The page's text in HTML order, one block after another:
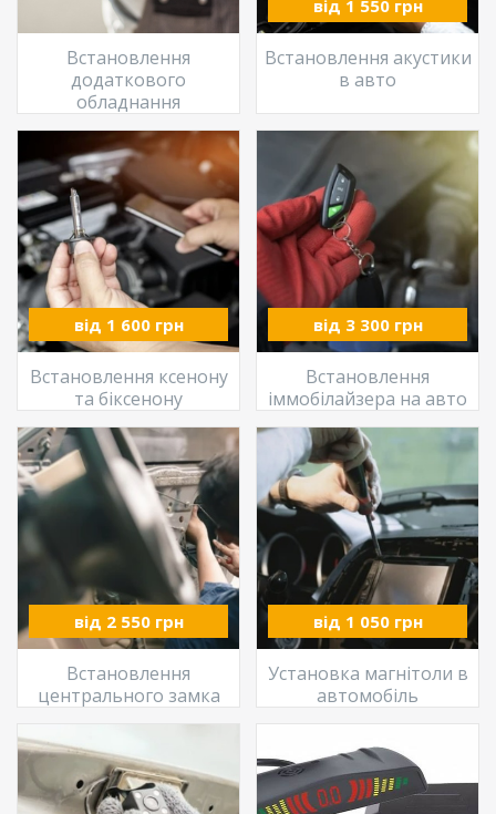
Встановлення
додаткового
обладнання
від 1 550 грн
Встановлення акустики
в авто
від 1 600 грн
Встановлення ксенону
та біксенону
від 3 300 грн
Встановлення
іммобілайзера на авто
від 2 550 грн
Встановлення
центрального замка
від 1 050 грн
Установка магнітоли в
автомобіль